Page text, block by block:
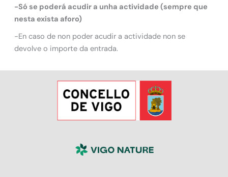
-Só se poderá acudir a unha actividade (sempre que
nesta exista aforo)
-En caso de non poder acudir a actividade non se
devolve o importe da entrada.